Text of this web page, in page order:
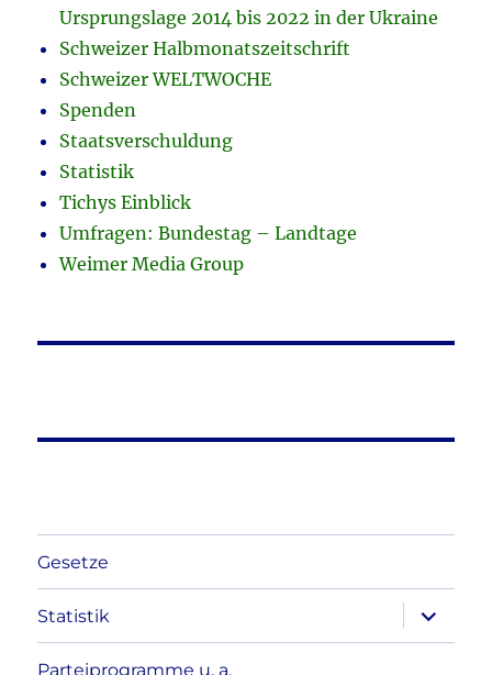
Ursprungslage 2014 bis 2022 in der Ukraine
Schweizer Halbmonatszeitschrift
Schweizer WELTWOCHE
Spenden
Staatsverschuldung
Statistik
Tichys Einblick
Umfragen: Bundestag – Landtage
Weimer Media Group
Gesetze
Statistik
anzeigen
Parteiprogramme u. a.